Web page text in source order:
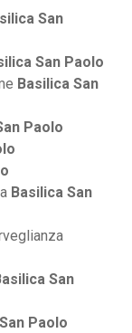
San
San Paolo
Basilica San
Paolo
Basilica San
San
Paolo